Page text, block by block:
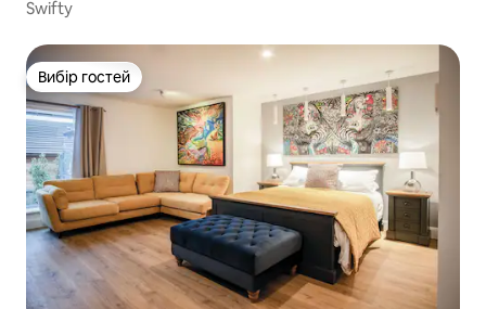
Swifty
Вибір гостей
Вибір гостей